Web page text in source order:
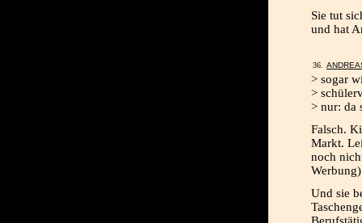
Sie tut
und hat
> sogar
>
> nur: da
Falsch.
Markt.
noch
Und sie